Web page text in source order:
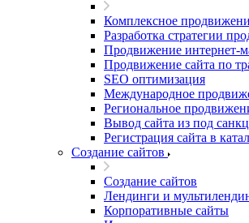
Комплексное
Разработка стратегии
Продвижение интернет-
Продвижение сайта по
SEO оптимизация
Международное
Региональное
Вывод сайта из под
Регистрация сайта в
Создание сайтов
Создание сайтов
Лендинги и
Корпоративные сайты